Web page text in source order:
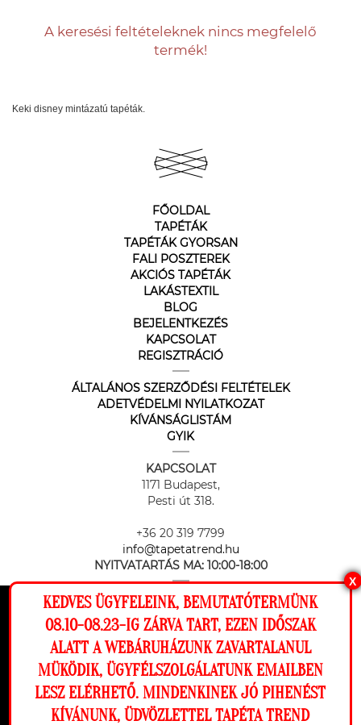
Ez a weboldal cookie-kat használ, hogy a
lehető legjobb élményt nyújtsa honlapunkon.
Beállítások
Elutasítom Engedélyezem
A keresési feltételeknek nincs megfelelő
termék!
Keki disney mintázatú tapéták.
FŐOLDAL
TAPÉTÁK
TAPÉTÁK GYORSAN
FALI POSZTEREK
AKCIÓS TAPÉTÁK
LAKÁSTEXTIL
BLOG
BEJELENTKEZÉS
KAPCSOLAT
REGISZTRÁCIÓ
ÁLTALÁNOS SZERZŐDÉSI FELTÉTELEK
ADETVÉDELMI NYILATKOZAT
KÍVÁNSÁGLISTÁM
GYIK
KAPCSOLAT
1171 Budapest,
Pesti út 318.
+36 20 319 7799
info@tapetatrend.hu
NYITVATARTÁS MA: 10:00-18:00
Az online fizetést a Barion Payment Zrt. biztosítja, MNB engedély
száma: H-EN-I-1064/2013
X
KEDVES ÜGYFELEINK, BEMUTATÓTERMÜNK
08.10-08.23-IG ZÁRVA TART, EZEN IDŐSZAK
ALATT A WEBÁRUHÁZUNK ZAVARTALANUL
MÜKÖDIK, ÜGYFÉLSZOLGÁLATUNK EMAILBEN
LESZ ELÉRHETŐ. MINDENKINEK JÓ PIHENÉST
KÍVÁNUNK, ÜDVÖZLETTEL TAPÉTA TREND